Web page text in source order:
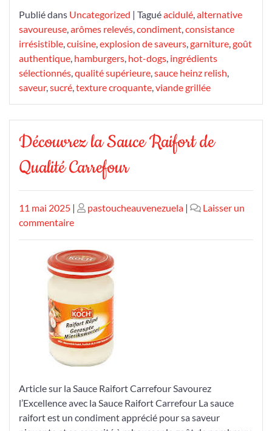
Publié dans Uncategorized | Taguéacidulé,alternative
savoureuse,arômes relevés,condiment,consistance
irrésistible,cuisine,explosion de saveurs,garniture,goût
authentique, hamburgers, hot-dogs, ingrédients
sélectionnés,qualité supérieure,sauce heinz relish,
saveur,sucré,texture croquante,viande grillée
Découvrez la Sauce Raifort de
Qualité Carrefour
Publié
le
11 mai 2025 | Publié
pastoucheauvenezuela |
Laisser un
commentairesur
la
Sauce
Raifort
Qualité
Carrefour
Article sur la Sauce Raifort Carrefour Savourez
l’Excellence avec la Sauce Raifort Carrefour La sauce
raifort est un condiment apprécié pour sa saveur